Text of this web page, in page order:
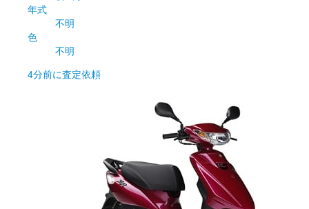
年式
不明
色
不明
4分前に査定依頼